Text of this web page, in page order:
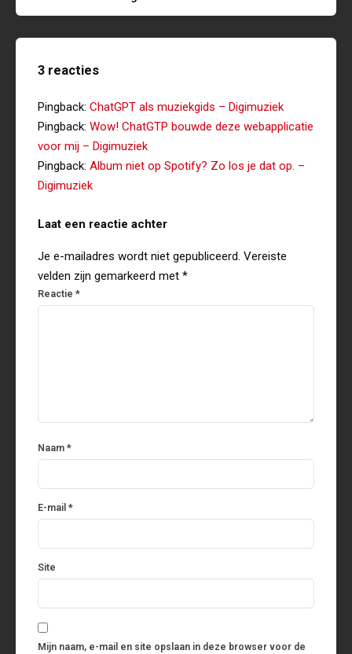
3 reacties
Pingback: ChatGPT als muziekgids – Digimuziek
Pingback: Wow! ChatGTP bouwde deze webapplicatie
voor mij – Digimuziek
Pingback: Album niet op Spotify? Zo los je dat op. –
Digimuziek
Laat een reactie achter
Je e-mailadres wordt niet gepubliceerd. Vereiste
velden zijn gemarkeerd met *
Reactie *
Naam *
E-mail *
Site
Mijn naam, e-mail en site opslaan in deze browser voor de